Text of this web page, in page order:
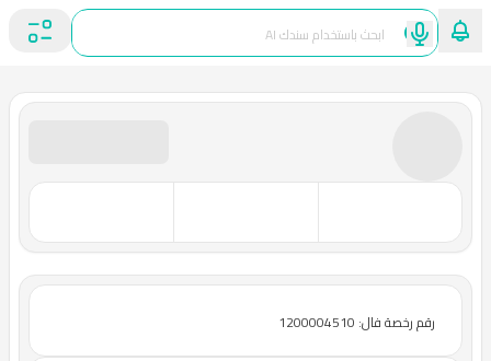
رقم رخصة فال: 1200004510